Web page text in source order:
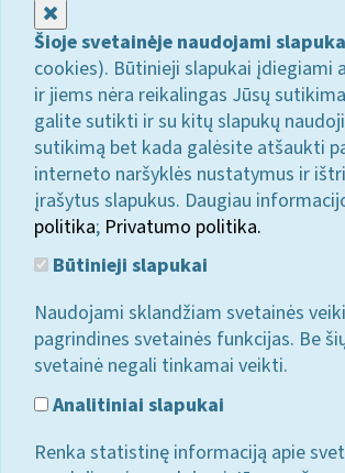
Šioje svetainėje naudojami
cookies). Būtinieji slapukai įdiegiami
ir jiems nėra reikalingas Jūsų
galite sutikti ir su kitų slapukų
sutikimą bet kada galėsite atšaukti
interneto naršyklės nustatymus ir
įrašytus slapukus. Daugiau
politika; Privatumo politika.
Būtinieji slapukai
Naudojami sklandžiam svetainės
pagrindines svetainės funkcijas. Be
svetainė negali tinkamai veikti.
Analitiniai slapukai
Renka statistinę informaciją apie